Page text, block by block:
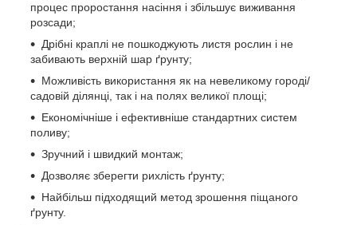
процес проростання насіння і збільшує виживання
розсади;
Дрібні краплі не пошкоджують листя рослин і не
забивають верхній шар ґрунту;
Можливість використання як на невеликому городі/
садовій ділянці, так і на полях великої площі;
Економічніше і ефективніше стандартних систем
поливу;
Зручний і швидкий монтаж;
Дозволяє зберегти рихлість ґрунту;
Найбільш підходящий метод зрошення піщаного
ґрунту.